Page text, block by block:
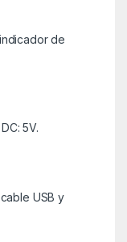
de
5V.
USB y